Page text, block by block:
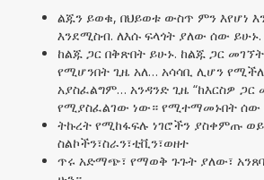
ልጁን ይወቁ, በህይወቱ ውስጥ ምን እየሆነ
እንደሚስብ. ለእሱ ፍላጎት ያለው ሰው ይሁኑ.
ከልጁ ጋር በቅጽበት ይሁኑ. ከልጁ ጋር
የሚሆንበት ጊዜ አለ… አሳሳቢ ሊሆን
አያስፈልግም… አንዳንድ ጊዜ “ከእርስዎ
የሚያስፈልገው ነው። የሚተማመኑበት ሰው
ትኩረት የሚከፋፍሉ ነገሮችን ያስቀምጡ
ስልኮችን፣ስራን፣ቲቪን፣ወዘተ
ጥሩ አድማጭ፣ የማወቅ ጉጉት ያለው፣